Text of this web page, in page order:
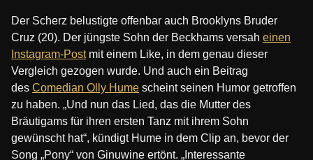
Der Scherz belustigte offenbar auch Brooklyns Bruder
Cruz (20). Der jüngste Sohn der Beckhams versah einen
Instagram-Postmit einem Like, in dem genau dieser
Vergleich gezogen wurde. Und auch ein Beitrag
des Comedian Olly Hume scheint seinen Humor getroffen
zu haben. „Und nun das Lied, das die Mutter des
Bräutigams für ihren ersten Tanz mit ihrem Sohn
gewünscht hat“, kündigt Hume in dem Clip an, bevor der
Song „Pony“ von Ginuwine ertönt. „Interessante